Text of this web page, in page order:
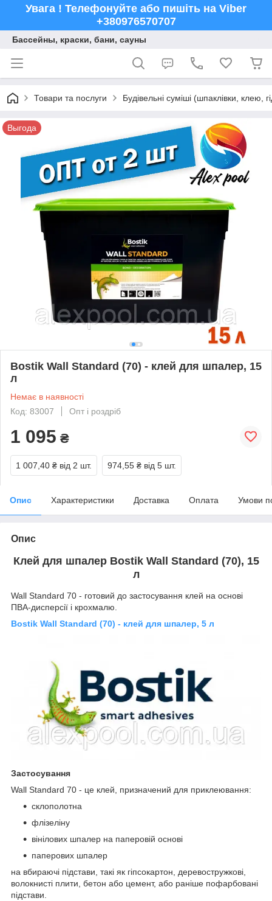
Увага ! Телефонуйте або пишіть на Viber
+380976570707
Бассейны, краски, бани, сауны
Товари та послуги Будівельні суміші (шпаклівки, клею,
Выгода
Bostik Wall Standard (70) - клей для шпалер, 15
л
Немає в наявності
Код: 83007
Опт і роздріб
1 095 ₴
1 007,40 ₴ від 2 шт. 974,55 ₴ від 5 шт.
Опис Характеристики Доставка Оплата Умови
Опис
Клей для шпалер Bostik Wall Standard (70), 15
л
Wall Standard 70 - готовий до застосування клей на основі
ПВА-дисперсії і крохмалю.
Bostik Wall Standard (70) - клей для шпалер, 5 л
Застосування
Wall Standard 70 - це клей, призначений для приклеювання:
склополотна
флізеліну
вінілових шпалер на паперовій основі
паперових шпалер
на вбираючі підстави, такі як гіпсокартон, деревостружкові,
волокнисті плити, бетон або цемент, або раніше пофарбовані
підстави.